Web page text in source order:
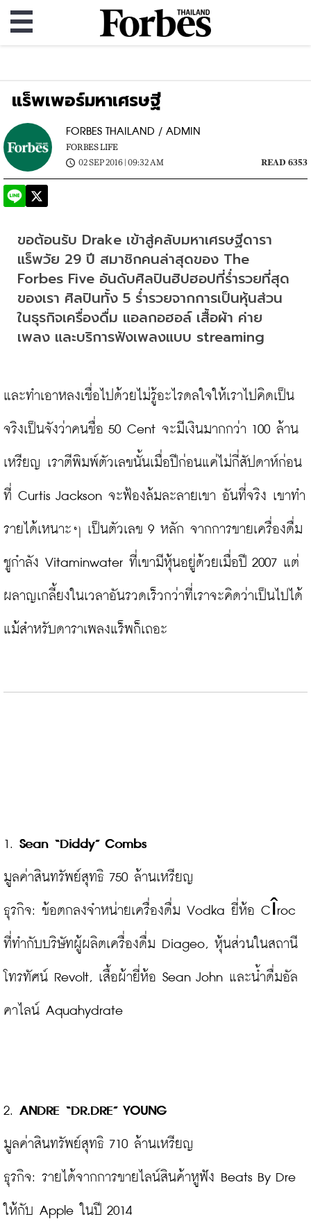
แร็พเพอร์มหาเศรษฐี
FORBES THAILAND / ADMIN
FORBES LIFE
02 SEP 2016 | 09:32 AM
READ 6353
ขอต้อนรับ Drake เข้าสู่คลับมหาเศรษฐีดารา
แร็พวัย 29 ปี สมาชิกคนล่าสุดของ The
Forbes Five อันดับศิลปินฮิปฮอปที่ร่ำรวยที่สุด
ของเรา ศิลปินทั้ง 5 ร่ำรวยจากการเป็นหุ้นส่วน
ในธุรกิจเครื่องดื่ม แอลกอฮอล์ เสื้อผ้า ค่าย
เพลง และบริการฟังเพลงแบบ streaming
และทำเอาหลงเชื่อไปด้วยไม่รู้อะไรดลใจให้เราไปคิดเป็น
จริงเป็นจังว่าคนชื่อ 50 Cent จะมีเงินมากกว่า 100 ล้าน
เหรียญ เราตีพิมพ์ตัวเลขนั้นเมื่อปีก่อนแค่ไม่กี่สัปดาห์ก่อน
ที่ Curtis Jackson จะฟ้องล้มละลายเขา อันที่จริง เขาทำ
รายได้เหนาะๆ เป็นตัวเลข 9 หลัก จากการขายเครื่องดื่ม
ชูกำลัง Vitaminwater ที่เขามีหุ้นอยู่ด้วยเมื่อปี 2007 แต่
ผลาญเกลี้ยงในเวลาอันรวดเร็วกว่าที่เราจะคิดว่าเป็นไปได้
แม้สำหรับดาราเพลงแร็พก็เถอะ
1. Sean “Diddy” Combs
มูลค่าสินทรัพย์สุทธิ 750 ล้านเหรียญ
ธุรกิจ: ข้อตกลงจำหน่ายเครื่องดื่ม Vodka ยี่ห้อ Cîroc
ที่ทำกับบริษัทผู้ผลิตเครื่องดื่ม Diageo, หุ้นส่วนในสถานี
โทรทัศน์ Revolt, เสื้อผ้ายี่ห้อ Sean John และน้ำดื่มอัล
คาไลน์ Aquahydrate
2. ANDRE “DR.DRE” YOUNG
มูลค่าสินทรัพย์สุทธิ 710 ล้านเหรียญ
ธุรกิจ: รายได้จากการขายไลน์สินค้าหูฟัง Beats By Dre
ให้กับ Apple ในปี 2014